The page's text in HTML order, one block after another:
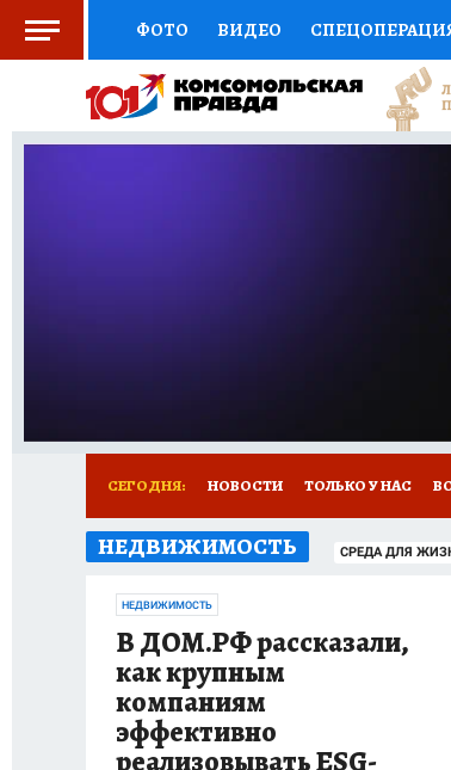
ФОТО ВИДЕО
СОЦПОДДЕРЖКА НАУКА
ВЫБОР ЭКСПЕРТОВ ДОКТОР
ПРОГНОЗЫ
СЕГОДНЯ: НОВОСТИ ТОЛЬКО У НАС
ИСПЫТАНО НА СЕБЕ
НЕДВИЖИМОСТЬ СРЕДА ДЛЯ
НЕДВИЖИМОСТЬ
В ДОМ.РФ рассказали,
как крупным
компаниям
эффективно
реализовывать ESG-